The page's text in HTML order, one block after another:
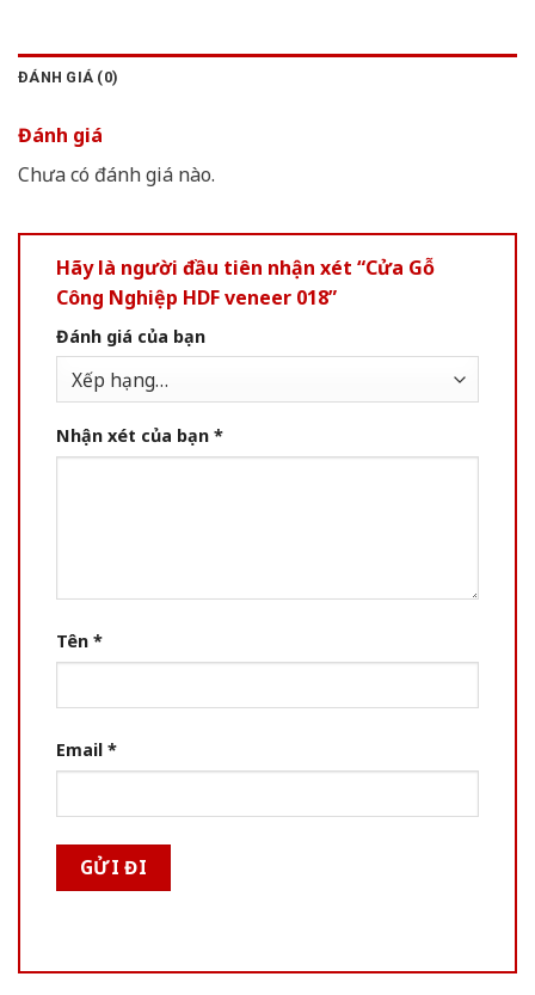
ĐÁNH GIÁ (0)
Đánh giá
Chưa có đánh giá nào.
Hãy là người đầu tiên nhận xét “Cửa Gỗ
Công Nghiệp HDF veneer 018”
Đánh giá của bạn
Nhận xét của bạn *
Tên *
Email *